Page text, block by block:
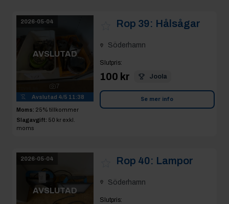
2026-05-04
AVSLUTAD
7
Avslutad 4/5 11:38
Moms: 25% tillkommer
Slagavgift: 50 kr exkl.
moms
Rop 39: Hålsågar
Söderhamn
Slutpris:
100 kr Joola
Se mer info
2026-05-04
AVSLUTAD
Rop 40: Lampor
Söderhamn
Slutpris: